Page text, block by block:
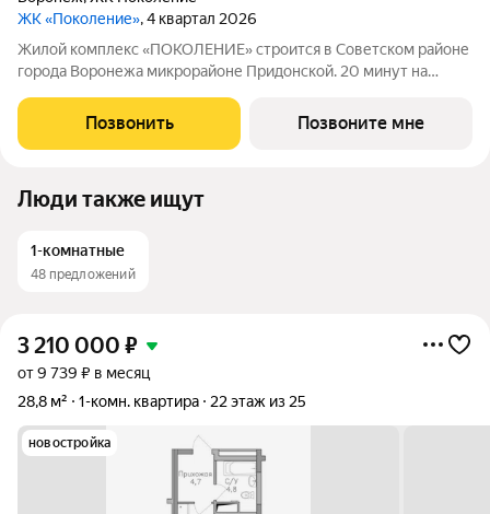
ЖК «Поколение», 4 квартал 2026
Жилой комплекс «ПОКОЛЕНИЕ» строится в Советском районе
города Воронежа микрорайоне Придонской. 20 минут на
доступности. Активное благоустройство: спортивные
тренажеры, комфортные детские
Позвонить Позвоните мне
Люди также ищут
1-комнатные
48 предложений
3 210 000 ₽
от 9 739 ₽ в месяц
28,8 м²
1-комн. квартира 22 этаж из 25
новостройка